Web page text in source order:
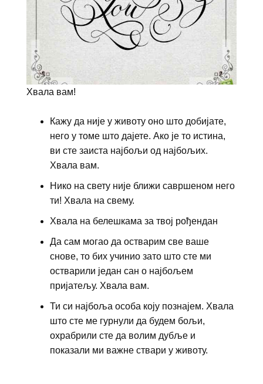
Хвала вам!
Кажу да није у животу оно што добијате,
него у томе што дајете. Ако је то истина,
ви сте заиста најбољи од најбољих.
Хвала вам.
Нико на свету није ближи савршеном него
ти! Хвала на свему.
Хвала на белешкама за твој рођендан
Да сам могао да остварим све ваше
снове, то бих учинио зато што сте ми
остварили један сан о најбољем
пријатељу. Хвала вам.
Ти си најбоља особа коју познајем. Хвала
што сте ме гурнули да будем бољи,
охрабрили сте да волим дубље и
показали ми важне ствари у животу.